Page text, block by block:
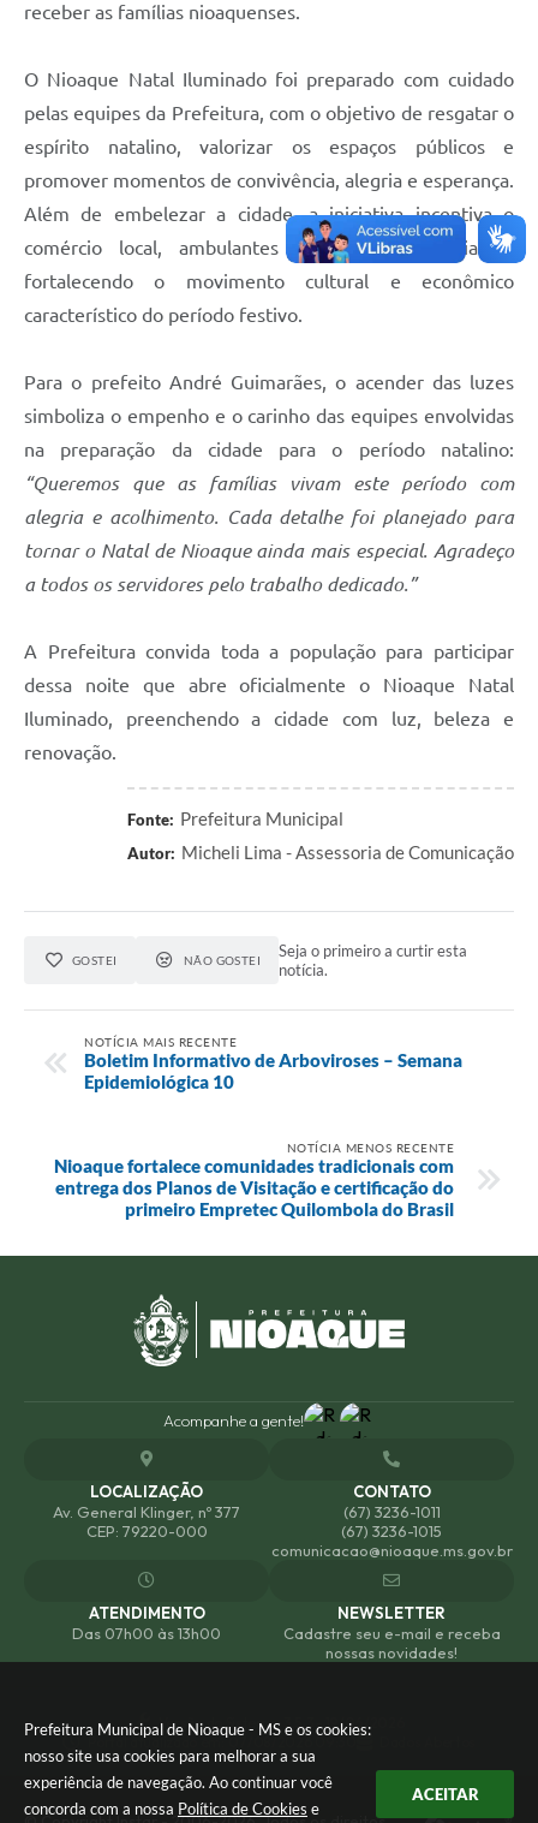
Prefeitura Municipal de Nioaque - MS e os cookies:
nosso site usa cookies para melhorar a sua
experiência de navegação. Ao continuar você
concorda com a nossa Política de Cookies e
ACEITAR
receber as famílias nioaquenses.
O Nioaque Natal Iluminado foi preparado com cuidado
pelas equipes da Prefeitura, com o objetivo de resgatar o
espírito natalino, valorizar os espaços públicos e
promover momentos de convivência, alegria e esperança.
Além de embelezar a cidade, a iniciativa incentiva o
comércio local, ambulantes e a economia criativa,
fortalecendo o movimento cultural e econômico
característico do período festivo.
Para o prefeito André Guimarães, o acender das luzes
simboliza o empenho e o carinho das equipes envolvidas
na preparação da cidade para o período natalino:
“Queremos que as famílias vivam este período com
alegria e acolhimento. Cada detalhe foi planejado para
tornar o Natal de Nioaque ainda mais especial. Agradeço
a todos os servidores pelo trabalho dedicado.”
A Prefeitura convida toda a população para participar
dessa noite que abre oficialmente o Nioaque Natal
Iluminado, preenchendo a cidade com luz, beleza e
renovação.
Fonte: Prefeitura Municipal
Autor: Micheli Lima - Assessoria de Comunicação
GOSTEI NÃO GOSTEI
Seja o primeiro a curtir esta
notícia.
NOTÍCIA MAIS RECENTE
Boletim Informativo de Arboviroses – Semana
Epidemiológica 10
NOTÍCIA MENOS RECENTE
Nioaque fortalece comunidades tradicionais com
entrega dos Planos de Visitação e certificação do
primeiro Empretec Quilombola do Brasil
Acompanhe a gente!
LOCALIZAÇÃO
Av. General Klinger, nº 377
CEP: 79220-000
CONTATO
(67) 3236-1011
(67) 3236-1015
comunicacao@nioaque.ms.gov.br
ATENDIMENTO
Das 07h00 às 13h00
NEWSLETTER
Cadastre seu e-mail e receba
nossas novidades!
Versão do Sistema:
3.5.3 - 19/06/2026
Portal atualizado em:07/08/2026 09:30